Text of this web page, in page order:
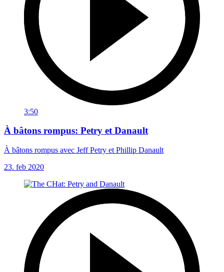
3:50
À bâtons rompus: Petry et Danault
À bâtons rompus avec Jeff Petry et Phillip Danault
23. feb 2020